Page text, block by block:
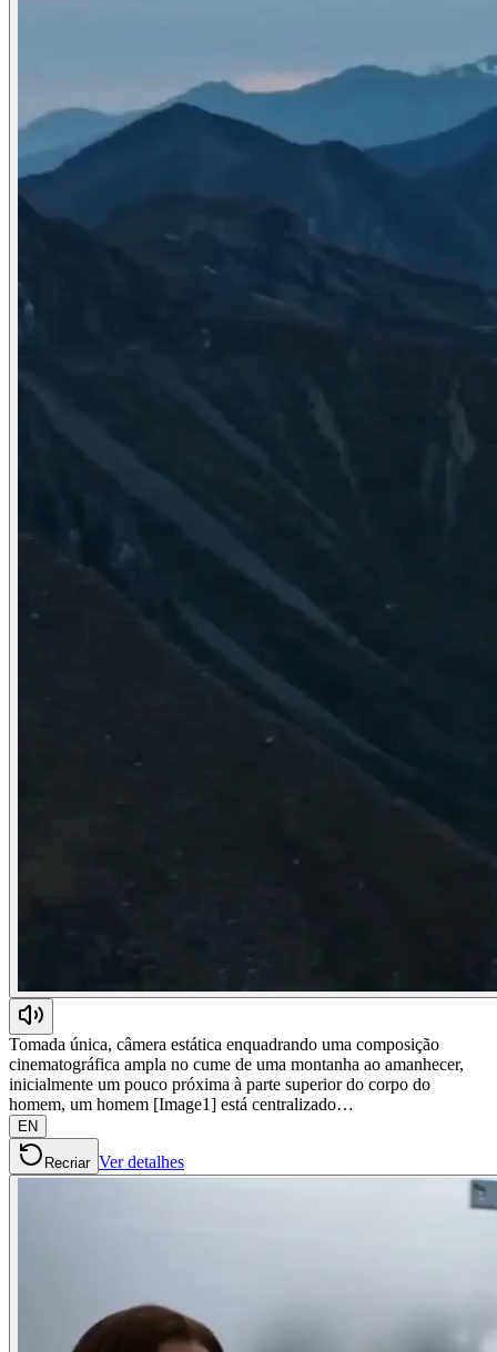
Tomada única, câmera estática enquadrando uma composição
cinematográfica ampla no cume de uma montanha ao amanhecer,
inicialmente um pouco próxima à parte superior do corpo do
homem, um homem [Image1] está centralizado…
EN
Recriar Ver detalhes